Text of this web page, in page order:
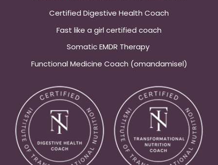
Certified Digestive Health Coach
Fast like a girl certified coach
Somatic EMDR Therapy
Functional Medicine Coach (omandamisel)